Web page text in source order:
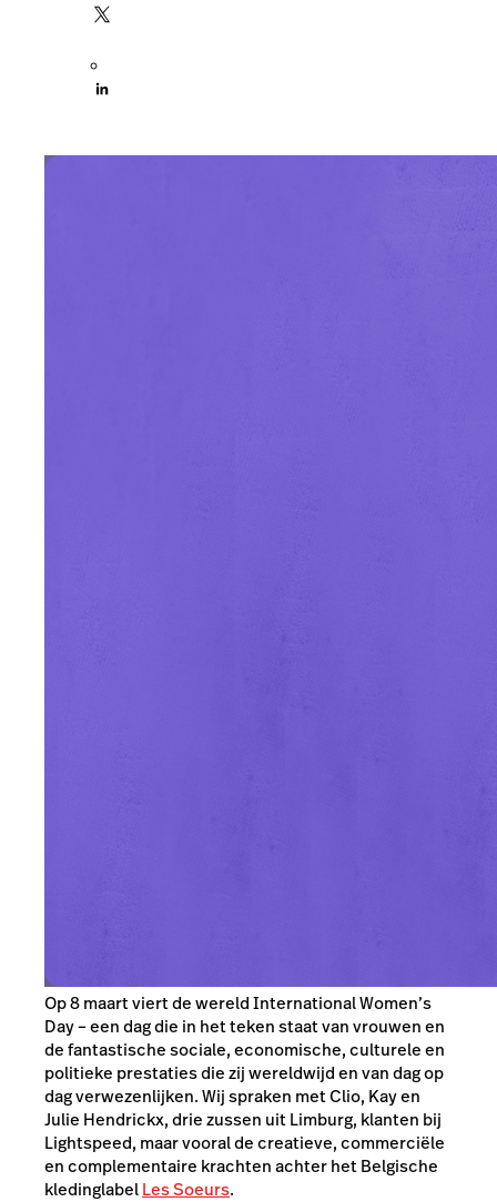
Op 8 maart viert de wereld International Women’s
Day – een dag die in het teken staat van vrouwen en
de fantastische sociale, economische, culturele en
politieke prestaties die zij wereldwijd en van dag op
dag verwezenlijken. Wij spraken met Clio, Kay en
Julie Hendrickx, drie zussen uit Limburg, klanten bij
Lightspeed, maar vooral de creatieve, commerciële
en complementaire krachten achter het Belgische
kledinglabelLes Soeurs.